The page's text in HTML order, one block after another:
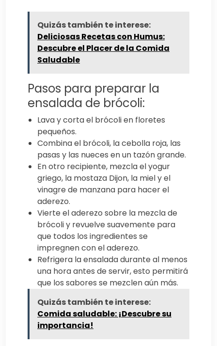
Quizás también te interese:
Deliciosas Recetas con Humus:
Descubre el Placer de la Comida
Saludable
Pasos para preparar la
ensalada de brócoli:
Lava y corta el brócoli en floretes
pequeños.
Combina el brócoli, la cebolla roja, las
pasas y las nueces en un tazón grande.
En otro recipiente, mezcla el yogur
griego, la mostaza Dijon, la miel y el
vinagre de manzana para hacer el
aderezo.
Vierte el aderezo sobre la mezcla de
brócoli y revuelve suavemente para
que todos los ingredientes se
impregnen con el aderezo.
Refrigera la ensalada durante al menos
una hora antes de servir, esto permitirá
que los sabores se mezclen aún más.
Quizás también te interese:
Comida saludable: ¡Descubre su
importancia!